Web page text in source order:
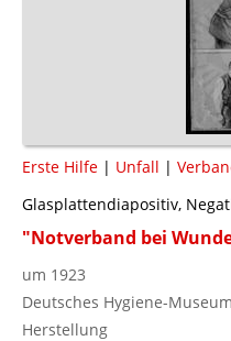
Erste Hilfe | Unfall |
Glasplattendiapositiv,
"Notverband bei
um 1923
Deutsches Hygiene-
Herstellung